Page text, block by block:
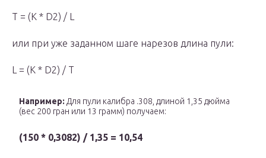
T = (K * D2) / L
или при уже заданном шаге нарезов длина пули:
L = (K * D2) / T
Например: Для пули калибра .308, длиной 1,35 дюйма
(вес 200 гран или 13 грамм) получаем:
(150 * 0,3082) / 1,35 = 10,54